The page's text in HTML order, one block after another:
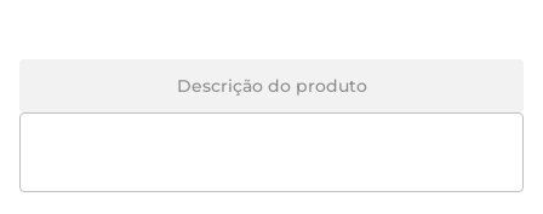
Descrição do produto